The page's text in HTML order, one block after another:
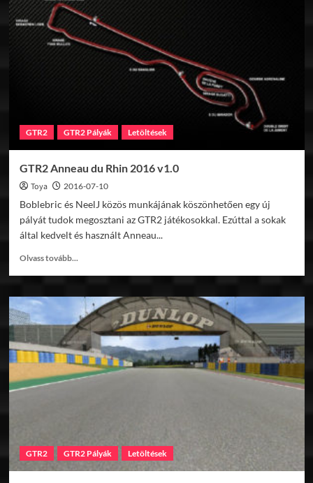
del
Lago
v1.0
GTR2 GTR2 Pályák Letöltések
GTR2 Anneau du Rhin 2016 v1.0
Toya 2016-07-10
Boblebric és NeelJ közös munkájának köszönhetően egy új
pályát tudok megosztani az GTR2 játékosokkal. Ezúttal a sokak
által kedvelt és használt Anneau...
Olvass tovább...
GTR2
Anneau
du
Rhin
2016
v1.0
GTR2 GTR2 Pályák Letöltések